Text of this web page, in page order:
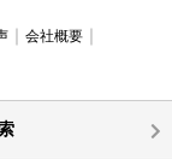
会社概要